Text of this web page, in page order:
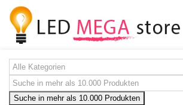
Suche in mehr als 10.000 Produkten